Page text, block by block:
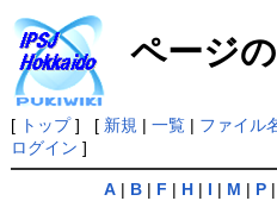
ページ
[ トップ] [ 新規 | 一覧| ファイル
ログイン ]
A | B | F | H | I | M | P |